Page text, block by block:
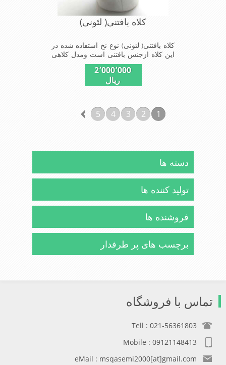
کلاه بافتنی( لئونی)
کلاه بافتنی( لئونی) نوع نخ استفاده شده در
این کلاه ازجنس بافتنی است ومدل کلاهی
که افرادخاص می پسندند شیک و مناسب
افراد خوش پوش جنس عالی ,دوخت
مناسب, سبکی,خوش فرمی
2٬000٬000
ریال
1
2
3
4
5
دسته ها
تولید کننده ها
فروشنده ها
برچسب های پر طرفدار
تماس با فروشگاه
Tell : 021-56361803
Mobile : 09121148413
eMail : msqasemi2000[at]gmail.com